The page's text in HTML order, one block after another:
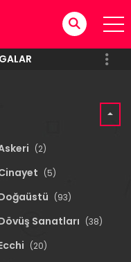
(2)
(5)
(93)
Sanatları (38)
(20)